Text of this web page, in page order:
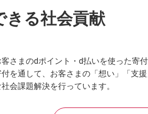
きる社会貢献
客さまのdポイント・d払いを使った寄
を通して、お客さまの「想い」「支
社会課題解決を行っています。